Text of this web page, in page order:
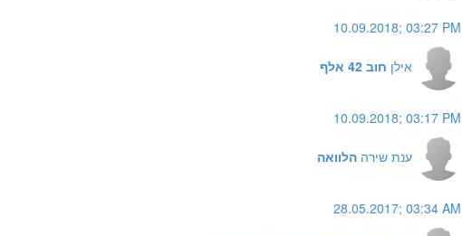
10.09.2018; 03:27 PM
אילן חוב 42 אלף
10.09.2018; 03:17 PM
ענת שירה הלוואה
28.05.2017; 03:34 AM